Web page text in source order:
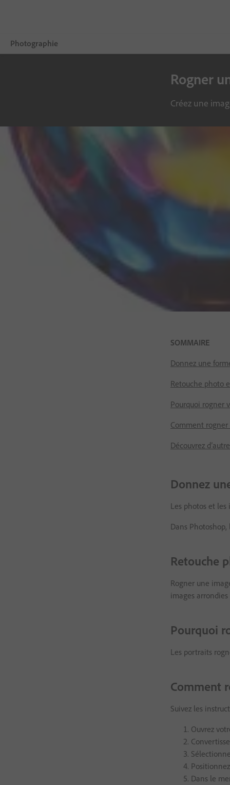
Photographie
Essai gratuit
Rogner
Créez une
SOMMAIRE
Donnez une
Retouche photo
Pourquoi rogner
Comment
Découvrez
Donnez
Les photos et
Dans
Retouche
Rogner une
images
Pourquoi
Les portraits
Comment
Suivez les
Ouvrez
Dans le